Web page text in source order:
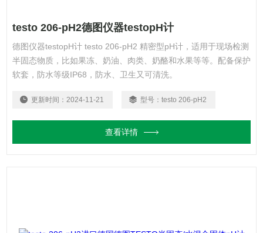
testo 206-pH2德图仪器testopH计
德图仪器testopH计 testo 206-pH2 精密型pH计，适用于现场检测
半固态物质，比如果冻、奶油、肉类、奶酪和水果等等。配备保护
软套，防水等级IP68，防水、卫生又可清洗。
更新时间： 2024-11-21 型号： testo 206-pH2
查看详情